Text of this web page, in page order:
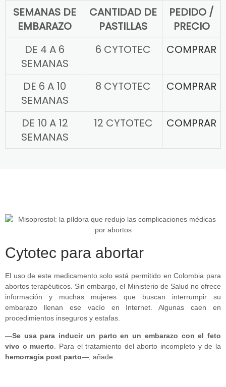
SEMANAS DE
EMBARAZO
CANTIDAD DE
PASTILLAS
PEDIDO /
PRECIO
DE 4 A 6
SEMANAS
6 CYTOTEC COMPRAR
DE 6 A 10
SEMANAS
8 CYTOTEC COMPRAR
DE 10 A 12
SEMANAS
12 CYTOTEC COMPRAR
Cytotec para abortar
El uso de este medicamento solo está permitido en Colombia para
abortos terapéuticos. Sin embargo, el Ministerio de Salud no ofrece
información y muchas mujeres que buscan interrumpir su
embarazo llenan ese vacío en Internet. Algunas caen en
procedimientos inseguros y estafas.
—Se usa para inducir un parto en un embarazo con el feto
vivo o muerto . Para el tratamiento del aborto incompleto y de la
hemorragia post parto—, añade.